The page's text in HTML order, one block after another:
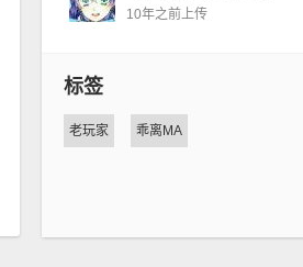
10年之前上传
标签
老玩家 乖离MA